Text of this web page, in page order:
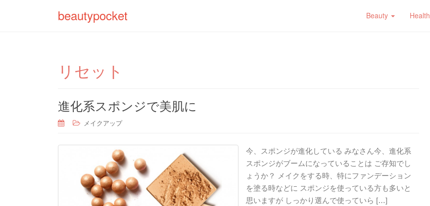
beautypocket Beauty Health
リセット
進化系スポンジで美肌に
メイクアップ
今、スポンジが進化している みなさん今、進化系
スポンジがブームになっていることは ご存知でし
ょうか？ メイクをする時、特にファンデーション
を塗る時などに スポンジを使っている方も多いと
思いますが しっかり選んで使っていら […]